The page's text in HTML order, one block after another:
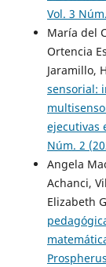
Vol. 3
María del
Ortencia
Jaramillo,
sensorial:
ejecutivas
Núm. 2
Angela
Achanci,
Elizabeth